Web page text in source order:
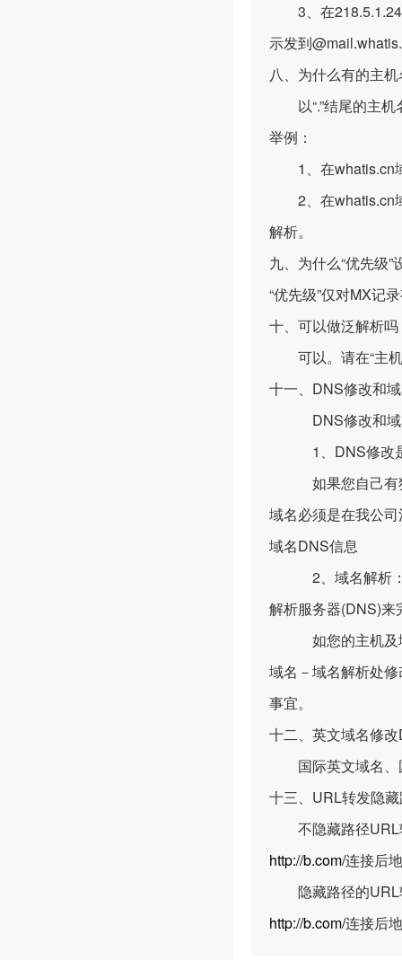
3、在218.5.1.249
示发到
八、为什么有的主
以“.”结尾的主机
举例：
1、在whatis.cn域
2、在whatis.cn域
解析。
九、为什么“优先级”
“优先级”仅对MX记
十、可以做泛解析吗
可以。请在“主机
十一、DNS修改和
DNS修改和域名
1、DNS修改是
如果您自己有独
域名必须是在我公
域名DNS信息
2、域名解析：域
解析服务器(DNS)来
如您的主机及域
域名－域名解析处
事宜。
十二、英文域名修
国际英文域名、
十三、URL转发隐
不隐藏路径URL
http://b.com/连接后
隐藏路径的URL
http://b.com/连接后